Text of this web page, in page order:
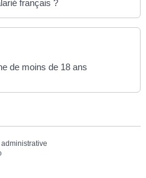
français ?
de moins de 18 ans